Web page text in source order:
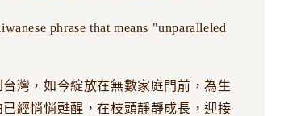
phrase that means "unparalleled
灣，如今綻放在無數家庭門前，為生
經悄悄甦醒，在枝頭靜靜成長，迎接